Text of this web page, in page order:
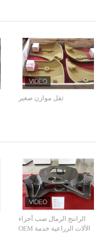
ثقل موازن صغير
الراتنج الرمال صب أجزاء
الآلات الزراعية خدمة OEM